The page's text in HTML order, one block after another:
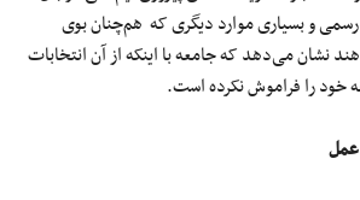
و بسیاری موارد دیگری که هم‌چنان بوی
۸۸ را می‌دهند نشان می‌دهد که جامعه با اینکه از آن انتخابات
خود را فراموش نکرده است.
عمل